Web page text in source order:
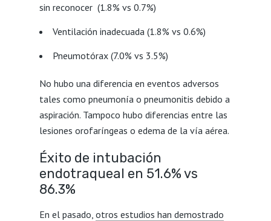
sin reconocer (1.8% vs 0.7%)
Ventilación inadecuada (1.8% vs 0.6%)
Pneumotórax (7.0% vs 3.5%)
No hubo una diferencia en eventos adversos
tales como pneumonía o pneumonitis debido a
aspiración. Tampoco hubo diferencias entre las
lesiones orofaríngeas o edema de la vía aérea.
Éxito de intubación
endotraqueal en 51.6% vs
86.3%
En el pasado, otros estudios han demostrado